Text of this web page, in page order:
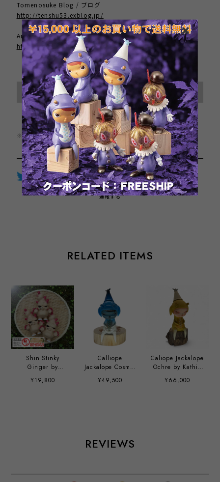
Tomenosuke Blog / ブログ
http://tenshu53.exblog.jp/
Artist Home Page / 作者のサイト
http://kathieolivas.com/
International shipping available
Sold out
日本国内にお住まいの方向け
※この商品は1点までのご注文とさせていただきます。
Twitter LINE Facebook
通報する
RELATED ITEMS
Shin Stinky
Ginger by
Hisashi Futamura
x Chris Ryniak
¥19,800
Calliope
Jackalope Cosmic
Indigo by Kathie
Olivas
¥49,500
Caliope Jackalope
Ochre by Kathie
Olivas
¥66,000
REVIEWS